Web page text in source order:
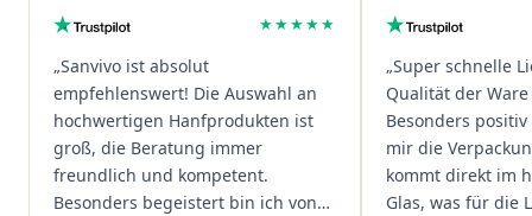
★★★★★
„Sanvivo ist absolut
empfehlenswert! Die Auswahl an
hochwertigen Hanfprodukten ist
groß, die Beratung immer
freundlich und kompetent.
Besonders begeistert bin ich von
„Super schnelle
Qualität der
Besonders
mir die
kommt direkt im
Glas, was für die